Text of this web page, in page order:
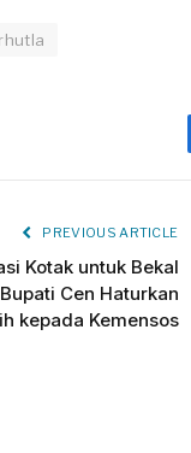
PREVIOUS ARTICLE
Kotak untuk Bekal
Cen Haturkan
kepada Kemensos